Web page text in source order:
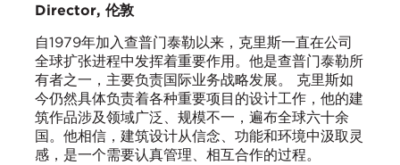
Director, 伦敦
自1979年加入查普门泰勒以来，克里斯一直在公司
全球扩张进程中发挥着重要作用。他是查普门泰勒所
有者之一，主要负责国际业务战略发展。 克里斯如
今仍然具体负责着各种重要项目的设计工作，他的建
筑作品涉及领域广泛、规模不一，遍布全球六十余
国。他相信，建筑设计从信念、功能和环境中汲取灵
感，是一个需要认真管理、相互合作的过程。